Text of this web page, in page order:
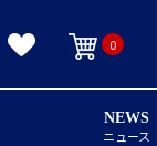
0
NEWS
ニュース